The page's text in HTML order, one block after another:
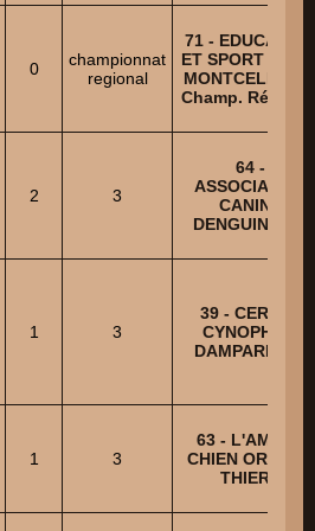
0
championnat
regional
71 - EDUCATION
ET SPORT
MONTCELLIEN
Champ.
2 3
64 -
ASSOCIATION
CANINE
DENGUINOISE
1 3
39 - CERCLE
CYNOPHILE
DAMPARISIEN
1 3
63 - L'AMI DU
CHIEN ORLEAT-
THIERS